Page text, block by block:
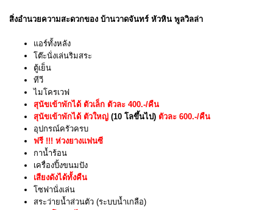
สิ่งอำนวยความสะดวกของ บ้านวาดจันทร์ หัวหิน พูลวิลล่า
แอร์ทั้งหลัง
โต๊ะนั่งเล่นริมสระ
ตู้เย็น
ทีวี
ไมโครเวฟ
สุนัขเข้าพักได้ ตัวเล็ก ตัวละ 400.-/คืน
สุนัขเข้าพักได้ ตัวใหญ่ (10 โลขึ้นไป) ตัวละ 600.-/คืน
อุปกรณ์ครัวครบ
ฟรี !!! ห่วงยางแฟนซี
กาน้ำร้อน
เครื่องปิ้งขนมปัง
เสียงดังได้ทั้งคืน
โซฟานั่งเล่น
สระว่ายน้ำส่วนตัว (ระบบน้ำเกลือ)